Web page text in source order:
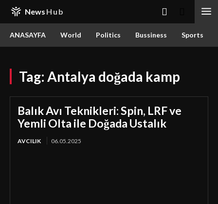
News Hub
ANASAYFA World Politics Bussiness Sports
Tag: Antalya doğada kamp
Balık Avı Teknikleri: Spin, LRF ve
Yemli Olta ile Doğada Ustalık
AVCILIK 06.05.2025